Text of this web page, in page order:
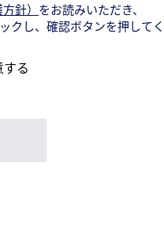
針） をお読みいただき、
し、確認ボタンを押してく
る